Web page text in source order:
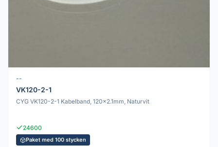
--
VK120-2-1
CYG VK120-2-1 Kabelband, 120x2.1mm, Naturvit
24600
Paket med 100 stycken